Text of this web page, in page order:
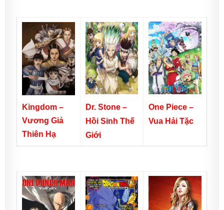
Kingdom –
Vương Giả
Thiên Hạ
Dr. Stone –
Hồi Sinh Thế
Giới
One Piece –
Vua Hải Tặc